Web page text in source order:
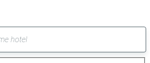
suggerimento
trovato